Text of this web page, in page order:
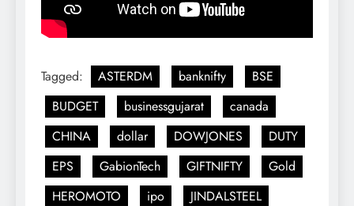
Tagged: ASTERDM banknifty
BSE
BUDGET
businessgujarat
canada
CHINA
dollar DOWJONES
DUTY
EPS
GabionTech GIFTNIFTY
Gold
HEROMOTO
ipo
JINDALSTEEL